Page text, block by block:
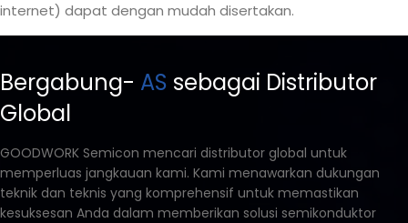
internet) dapat dengan mudah disertakan.
Bergabung- AS sebagai Distributor
Global
GOODWORK Semicon mencari distributor global untuk
memperluas jangkauan kami. Kami menawarkan dukungan
teknik dan teknis yang komprehensif untuk memastikan
kesuksesan Anda dalam memberikan solusi semikonduktor